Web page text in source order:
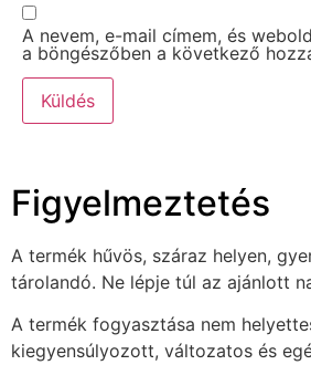
A nevem, e-mail címem, és
a böngészőben a következő
Figyelmeztetés
A termék hűvös, száraz helyen,
tárolandó. Ne lépje túl az ajánlott
A termék fogyasztása nem
kiegyensúlyozott, változatos és